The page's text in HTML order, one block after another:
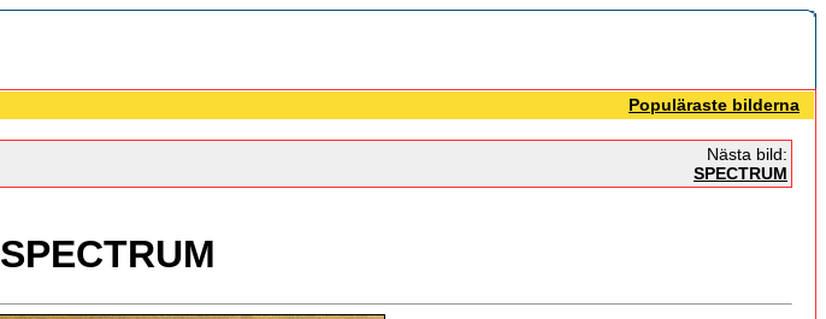
Populäraste bilderna
Nästa bild:
SPECTRUM
SPECTRUM